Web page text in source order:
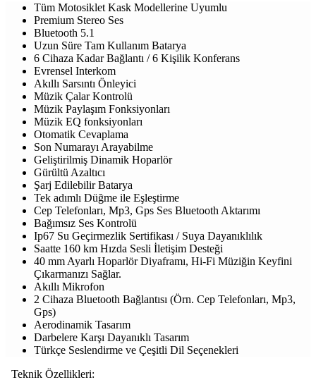
Tüm Motosiklet Kask Modellerine Uyumlu
Premium Stereo Ses
Bluetooth 5.1
Uzun Süre Tam Kullanım Batarya
6 Cihaza Kadar Bağlantı / 6 Kişilik Konferans
Evrensel Interkom
Akıllı Sarsıntı Önleyici
Müzik Çalar Kontrolü
Müzik Paylaşım Fonksiyonları
Müzik EQ fonksiyonları
Otomatik Cevaplama
Son Numarayı Arayabilme
Geliştirilmiş Dinamik Hoparlör
Gürültü Azaltıcı
Şarj Edilebilir Batarya
Tek adımlı Düğme ile Eşleştirme
Cep Telefonları, Mp3, Gps Ses Bluetooth Aktarımı
Bağımsız Ses Kontrolü
Ip67 Su Geçirmezlik Sertifikası / Suya Dayanıklılık
Saatte 160 km Hızda Sesli İletişim Desteği
40 mm Ayarlı Hoparlör Diyaframı, Hi-Fi Müziğin Keyfini
Çıkarmanızı Sağlar.
Akıllı Mikrofon
2 Cihaza Bluetooth Bağlantısı (Örn. Cep Telefonları, Mp3,
Gps)
Aerodinamik Tasarım
Darbelere Karşı Dayanıklı Tasarım
Türkçe Seslendirme ve Çeşitli Dil Seçenekleri
Teknik Özellikleri: